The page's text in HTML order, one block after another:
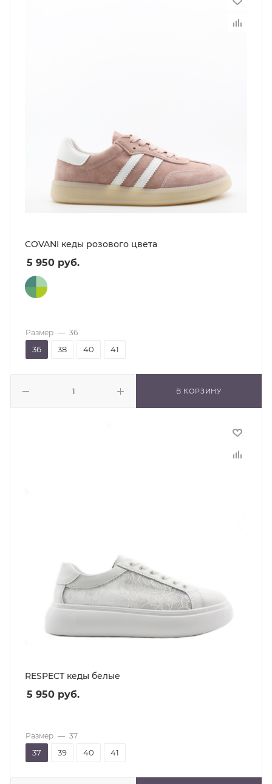
COVANI кеды розового цвета
5 950 руб.
В КОРЗИНУ
Размер — 36
36 38 40 41
RESPECT кеды белые
5 950 руб.
Размер — 37
37 39 40 41